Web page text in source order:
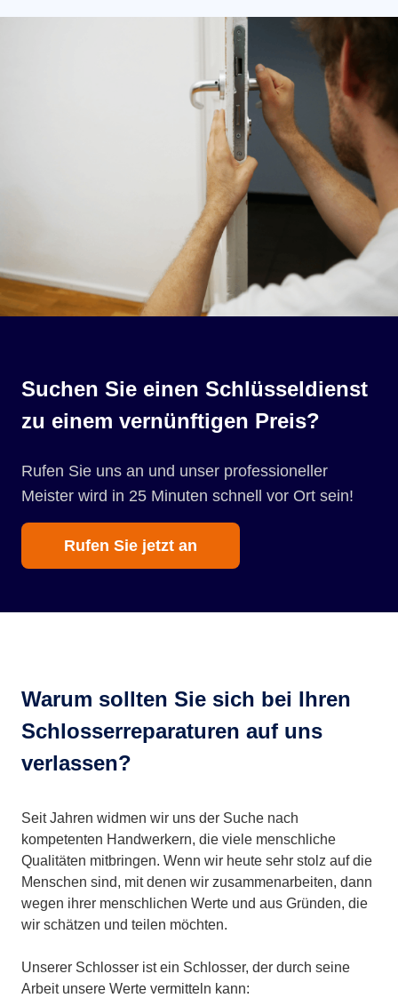
Suchen Sie einen Schlüsseldienst
zu einem vernünftigen Preis?
Rufen Sie uns an und unser professioneller
Meister wird in 25 Minuten schnell vor Ort sein!
Rufen Sie jetzt an
Warum sollten Sie sich bei Ihren
Schlosserreparaturen auf uns
verlassen?
Seit Jahren widmen wir uns der Suche nach
kompetenten Handwerkern, die viele menschliche
Qualitäten mitbringen. Wenn wir heute sehr stolz auf die
Menschen sind, mit denen wir zusammenarbeiten, dann
wegen ihrer menschlichen Werte und aus Gründen, die
wir schätzen und teilen möchten.
Unserer Schlosser ist ein Schlosser, der durch seine
Arbeit unsere Werte vermitteln kann: